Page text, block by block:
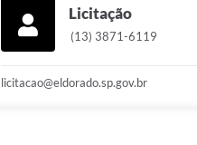
Licitação
(13) 3871-6119
licitacao@eldorado.sp.gov.br